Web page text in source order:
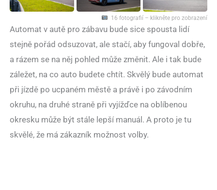
16 fotografií – klikněte pro zobrazení
Automat v autě pro zábavu bude sice spousta lidí
stejně pořád odsuzovat, ale stačí, aby fungoval dobře,
a rázem se na něj pohled může změnit. Ale i tak bude
záležet, na co auto budete chtít. Skvělý bude automat
při jízdě po ucpaném městě a právě i po závodním
okruhu, na druhé straně při vyjížďce na oblíbenou
okresku může být stále lepší manuál. A proto je tu
skvělé, že má zákazník možnost volby.